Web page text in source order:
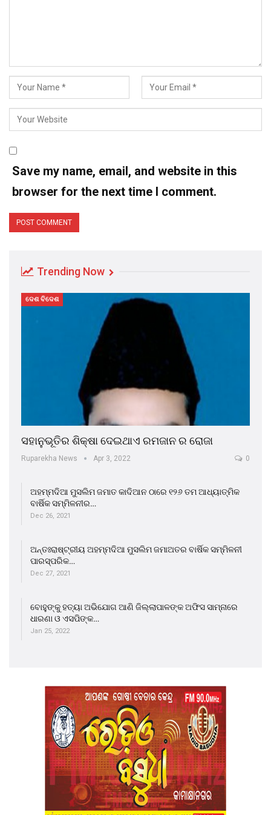
Save my name, email, and website in this
browser for the next time I comment.
Trending Now
ଦେଶ ବିଦେଶ
ସହାନୁଭୂତିର ଶିକ୍ଷା ଦେଇଥାଏ ରମଜାନ ର ରୋଜା
Ruparekha News Apr 3, 2022 0
ଅହମ୍ମଦିଆ ମୁସଲିମ ଜମାତ କାଦିଆନ ଠାରେ ୧୨୬ ତମ ଆଧ୍ୟାତ୍ମିକ
ବାର୍ଷିକ ସମ୍ମିଳନୀର…
Dec 26, 2021
ଅନ୍ତଃରାଷ୍ଟ୍ରୀୟ ଅହମ୍ମଦିଆ ମୁସଲିମ ଜମାଅତର ବାର୍ଷିକ ସମ୍ମିଳନୀ
ପାରସ୍ପରିକ…
Dec 27, 2021
ବୋହୁଙ୍କୁ ହତ୍ୟା ଅଭିଯୋଗ ଆଣି ଜିଲ୍ଲାପାଳଙ୍କ ଅଫିସ ସାମ୍ନାରେ
ଧାରଣା ଓ ଏସପିଙ୍କ…
Jan 25, 2022